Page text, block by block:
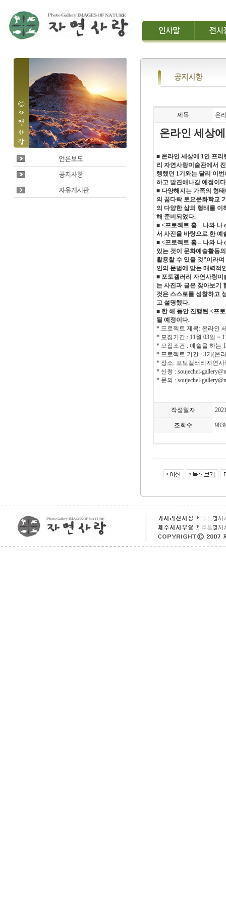
제목 온
온라인 세상
■ 온라인 세상에 1인 프
리 자연사랑미술관에서
행했던 1기와는 달리 이
하고 발견해나갈 예정이
■ 다양해지는 가족의 형
의 꿈다락 토요문화학교
의 다양한 삶의 형태를 이
해 준비되었다.
■ <프로젝트 홈 – 나와 나
서 사진을 바탕으로 한 예
■ <프로젝트 홈 – 나와 나
있는 것이 문화예술활동
활용할 수 있을 것”이라
인의 문법에 맞는 매력적
■ 포토갤러리 자연사랑미
는 사진과 글은 찾아보기
것은 스스로를 성찰하고
고 설명했다.
■ 한 해 동안 진행된 <프
될 예정이다.
* 프로젝트 제목: 온라인
* 모집기간 : 11월 03일 ~
* 모집조건 : 예술을 하는
* 프로젝트 기간 : 3기(온
* 장소: 포토갤러리자연
* 신청 : soujechel-
* 문의 : soujechel-
작성일자
조회수